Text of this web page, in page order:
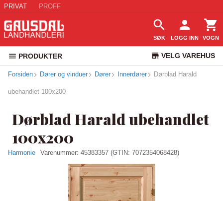
PRIVAT PROFF
SØK LOGG INN VOGN
PRODUKTER VELG VAREHUS
KUNDESERVICE
Forsiden Dører og vinduer Dører Innerdører Dørblad Harald
ubehandlet 100x200
Dørblad Harald ubehandlet
100x200
Harmonie Varenummer: 45383357 (GTIN: 7072354068428)